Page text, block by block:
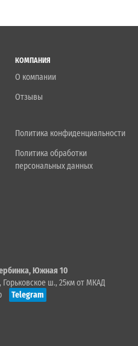
КОМПАНИЯ
О компании
Отзывы
Политика конфиденциальности
Политика обработки
персональных данных
Южная 10
ш., 25км от МКАД
Telegram